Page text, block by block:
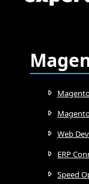
Web
ERP
Speed